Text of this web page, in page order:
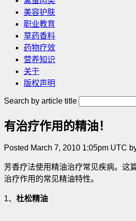
美容护肤
职业教育
草药香料
药物疗效
营养知识
关于
版权声明
Search by article title
有治疗作用的精油！
Posted March 7, 2010 1:05pm UTC
芳香疗法使用精油治疗常见疾病。这
治疗作用的常见精油特性。
1、 杜松精油